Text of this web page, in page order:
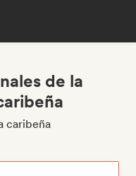
de la
caribeña